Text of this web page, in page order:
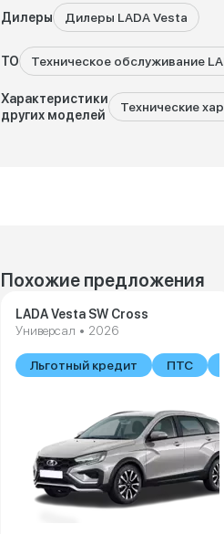
Дилеры Дилеры LADA Vesta
ТО Техническое обслуживание
Характеристики
других моделей
Технические
Похожие предложения
LADA Vesta SW Cross
Универсал • 2026
Льготный кредит ПТС